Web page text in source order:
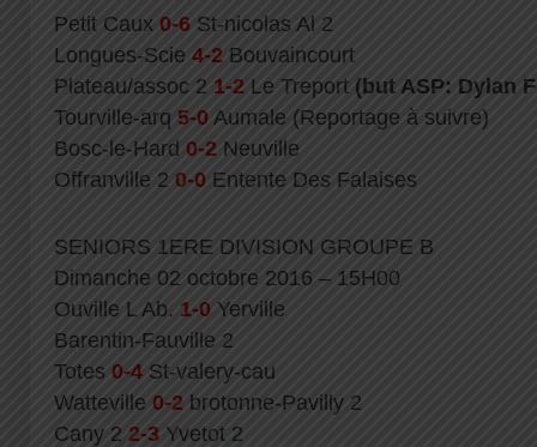
Petit Caux 0-6 St-nicolas Al 2
Longues-Scie 4-2 Bouvaincourt
Plateau/assoc 2 1-2 Le Treport (but ASP: Dylan
Tourville-arq 5-0 Aumale (Reportage à suivre)
Bosc-le-Hard 0-2 Neuville
Offranville 2 0-0 Entente Des Falaises
SENIORS 1ERE DIVISION GROUPE B
Dimanche 02 octobre 2016 – 15H00
Ouville L Ab. 1-0 Yerville
Barentin-Fauville 2
Totes 0-4 St-valery-cau
Watteville 0-2 brotonne-Pavilly 2
Cany 2 2-3 Yvetot 2